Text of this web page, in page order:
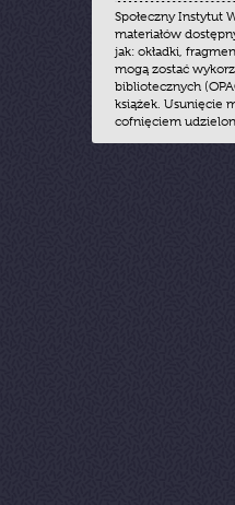
Społeczny Instytut
materiałów
jak: okładki,
mogą zostać
bibliotecznych
książek. Usunięcie
cofnięciem